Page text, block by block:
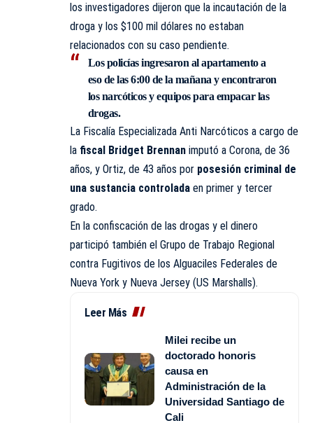
los investigadores dijeron que la incautación de la
droga y los $100 mil dólares no estaban
relacionados con su caso pendiente.
Los policías ingresaron al apartamento a
eso de las 6:00 de la mañana y encontraron
los narcóticos y equipos para empacar las
drogas.
La Fiscalía Especializada Anti Narcóticos a cargo de
la fiscal Bridget Brennan imputó a Corona, de 36
años, y Ortiz, de 43 años por posesión criminal de
una sustancia controlada en primer y tercer
grado.
En la confiscación de las drogas y el dinero
participó también el Grupo de Trabajo Regional
contra Fugitivos de los Alguaciles Federales de
Nueva York y Nueva Jersey (US Marshalls).
Leer Más
Milei recibe un
doctorado honoris
causa en
Administración de la
Universidad Santiago de
Cali